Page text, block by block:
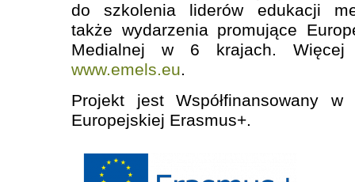
do szkolenia liderów edukacji
także wydarzenia promujące
Medialnej w 6 krajach. Więcej
www.emels.eu.
Projekt jest Współfinansowany
Europejskiej Erasmus+.